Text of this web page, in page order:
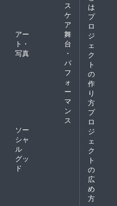
ス
ケ
ア
アー
ト・
写真
舞
台
・
パ
フ
ォ
ー
マ
ン
ス
ソー
シャ
ル
グッ
ド
は
プ
ロ
ジ
ェ
ク
ト
の
作
り
方
プ
ロ
ジ
ェ
ク
ト
の
広
め
方